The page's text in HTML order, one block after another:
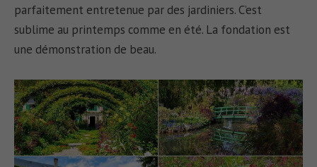
parfaitement entretenue par des jardiniers. C’est
sublime au printemps comme en été. La fondation est
une démonstration de beau.